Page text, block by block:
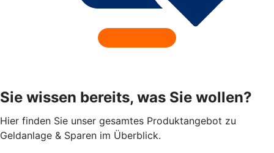
Sie wissen bereits, was Sie wollen?
Hier finden Sie unser gesamtes Produktangebot zu
Geldanlage & Sparen im Überblick.